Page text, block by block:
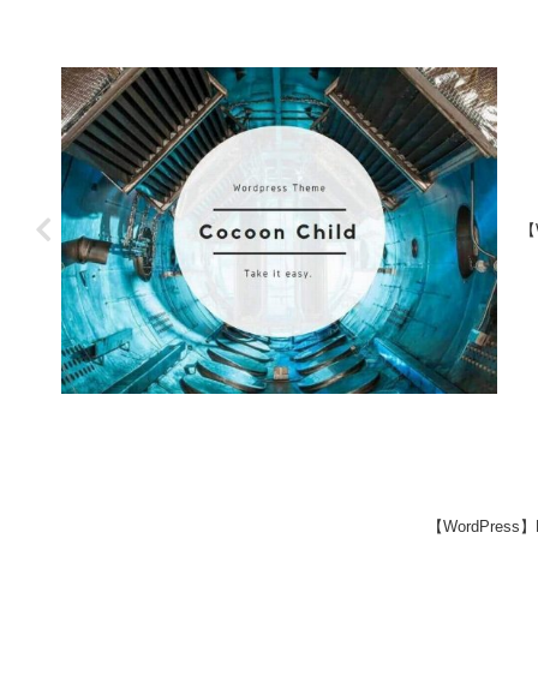
【WordPress